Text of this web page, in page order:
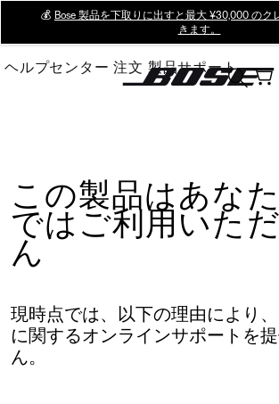
Main
💰 Bose 製品を下取りに出すと最大 ¥30,000 のク
きます。
ヘルプセンター 注文 製品サポート
この製品はあな
ではご利用いた
ん
現時点では、以下の理由により
に関するオンラインサポートを
ん。